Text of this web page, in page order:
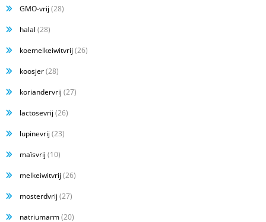
GMO-vrij (28)
halal (28)
koemelkeiwitvrij (26)
koosjer(28)
koriandervrij (27)
lactosevrij (26)
lupinevrij (23)
maïsvrij (10)
melkeiwitvrij (26)
mosterdvrij (27)
natriumarm(20)